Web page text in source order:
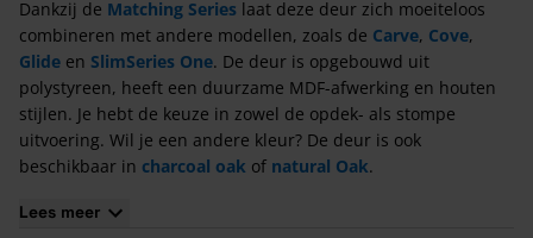
Dankzij de Matching Series laat deze deur zich moeiteloos
combineren met andere modellen, zoals de Carve, Cove,
Glide en SlimSeries One. De deur is opgebouwd uit
polystyreen, heeft een duurzame MDF-afwerking en houten
stijlen. Je hebt de keuze in zowel de opdek- als stompe
uitvoering. Wil je een andere kleur? De deur is ook
beschikbaar in charcoal oak of natural Oak.
Kenmerken van de Skantrae Carve SCA 15403
Lees meer